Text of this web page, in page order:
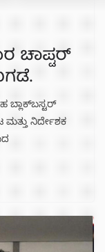
ಚಾಪ್ಟರ್
ಬ್ಲಾಕ್‌ಬಸ್ಟರ್
ಮತ್ತು ನಿರ್ದೇಶಕ